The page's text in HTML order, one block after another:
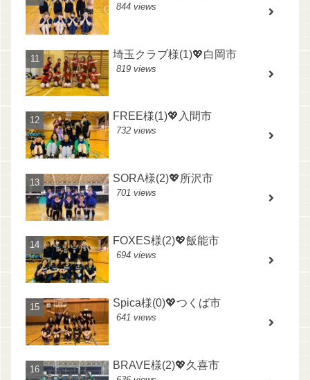
844 views
埼玉クラブ様(1)💖白岡市
819 views
FREE様(1)💖入間市
732 views
SORA様(2)💖所沢市
701 views
FOXES様(2)💖飯能市
694 views
Spica様(0)💖つくば市
641 views
BRAVE様(2)💖久喜市